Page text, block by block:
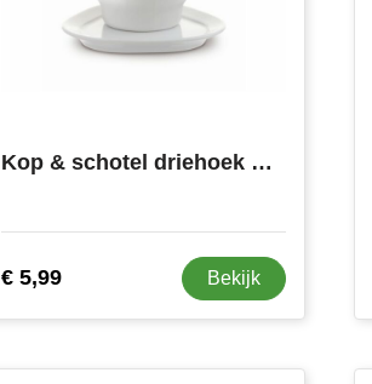
Kop & schotel driehoek Satellite 180ml
€ 5,99 Bekijk